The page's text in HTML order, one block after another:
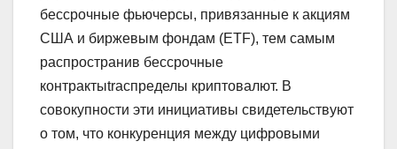
бессрочные фьючерсы, привязанные к акциям
США и биржевым фондам (ETF), тем самым
распространив бессрочные
контрактыtracпределы криптовалют. В
совокупности эти инициативы свидетельствуют
о том, что конкуренция между цифровыми